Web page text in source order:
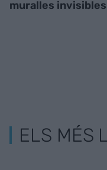
muralles invisibles
ELS MÉS